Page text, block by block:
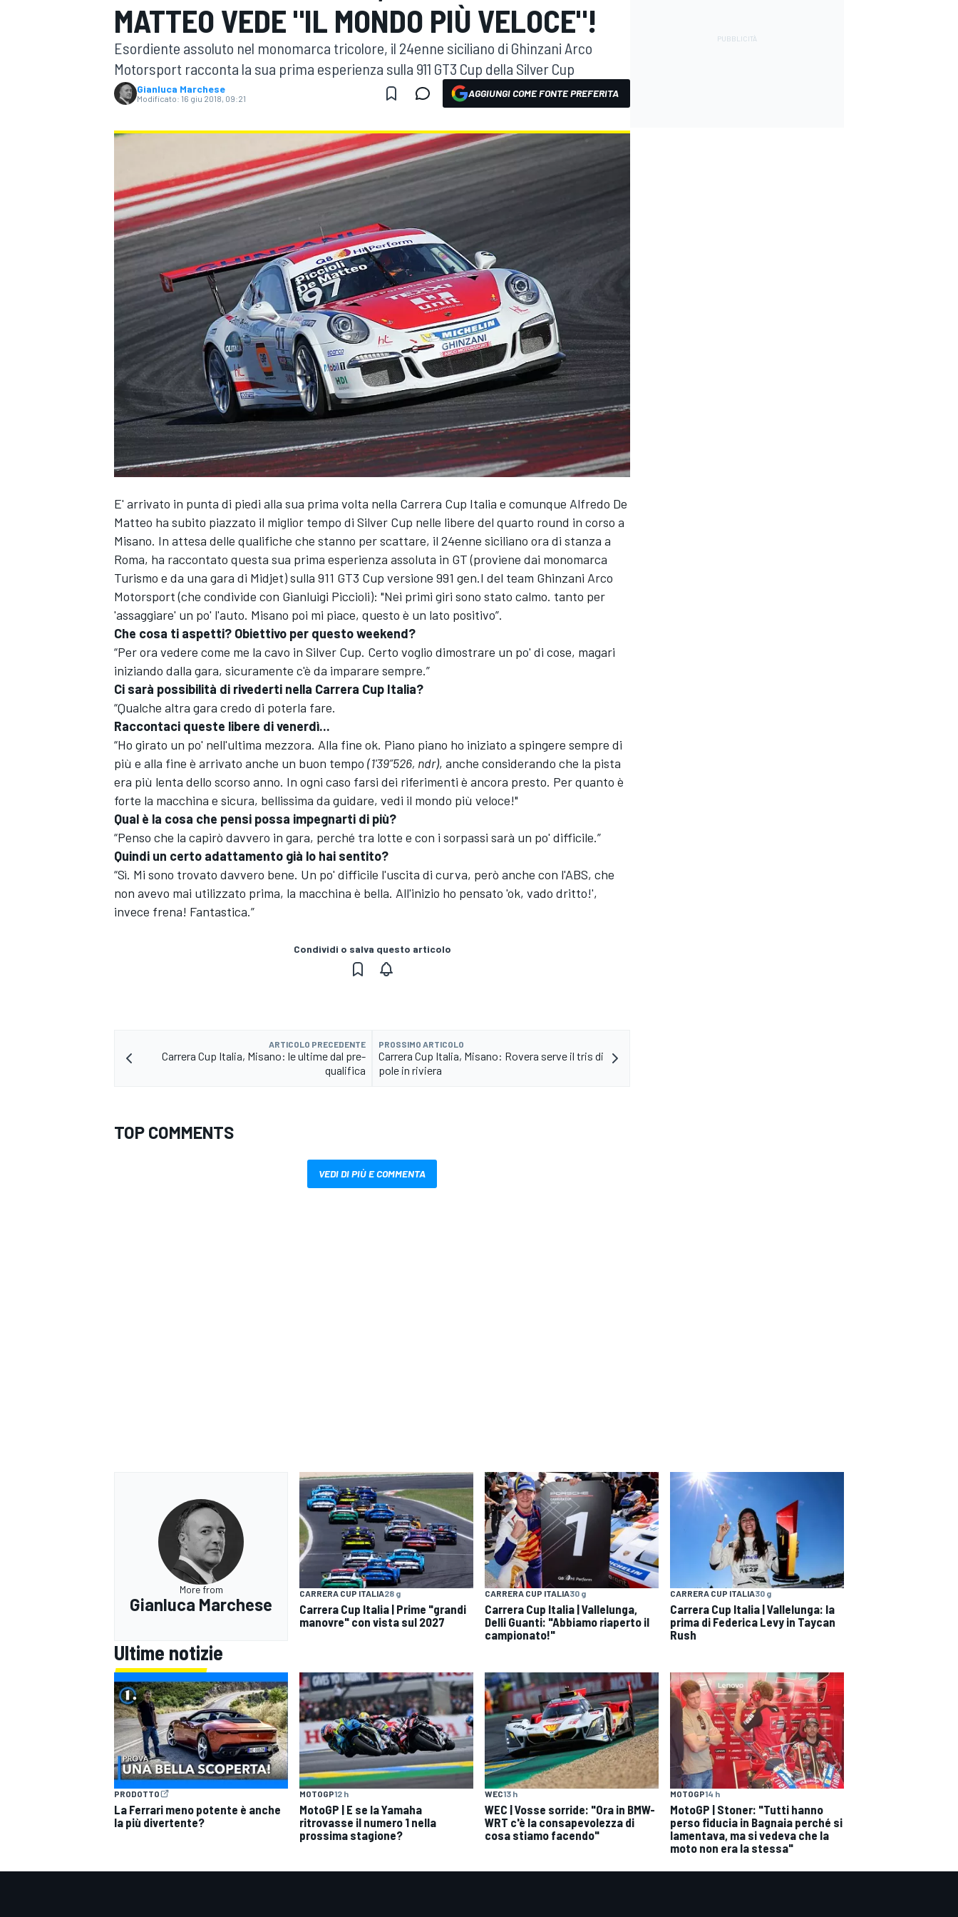
MOTOGP WEC
MONOPOSTO
MONOMARCA
MATTEO VEDE "IL MONDO PIÙ VELOCE"!
Esordiente assoluto nel monomarca tricolore, il 24enne siciliano di Ghinzani Arco
Motorsport racconta la sua prima esperienza sulla 911 GT3 Cup della Silver Cup
Gianluca Marchese
Modificato: 16 giu 2018, 09:21 AGGIUNGI COME FONTE PREFERITA
E' arrivato in punta di piedi alla sua prima volta nella Carrera Cup Italia e comunque Alfredo De
Matteo ha subito piazzato il miglior tempo di Silver Cup nelle libere del quarto round in corso a
Misano. In attesa delle qualifiche che stanno per scattare, il 24enne siciliano ora di stanza a
Roma, ha raccontato questa sua prima esperienza assoluta in GT (proviene dai monomarca
Turismo e da una gara di Midjet) sulla 911 GT3 Cup versione 991 gen.I del team Ghinzani Arco
Motorsport (che condivide con Gianluigi Piccioli): "Nei primi giri sono stato calmo. tanto per
'assaggiare' un po' l'auto. Misano poi mi piace, questo è un lato positivo”.
Che cosa ti aspetti? Obiettivo per questo weekend?
“Per ora vedere come me la cavo in Silver Cup. Certo voglio dimostrare un po' di cose, magari
iniziando dalla gara, sicuramente c'è da imparare sempre.”
Ci sarà possibilità di rivederti nella Carrera Cup Italia?
“Qualche altra gara credo di poterla fare.
Raccontaci queste libere di venerdì...
“Ho girato un po' nell'ultima mezzora. Alla fine ok. Piano piano ho iniziato a spingere sempre di
più e alla fine è arrivato anche un buon tempo (1'39”526, ndr), anche considerando che la pista
era più lenta dello scorso anno. In ogni caso farsi dei riferimenti è ancora presto. Per quanto è
forte la macchina e sicura, bellissima da guidare, vedi il mondo più veloce!"
Qual è la cosa che pensi possa impegnarti di più?
“Penso che la capirò davvero in gara, perché tra lotte e con i sorpassi sarà un po' difficile.”
Quindi un certo adattamento già lo hai sentito?
“Sì. Mi sono trovato davvero bene. Un po' difficile l'uscita di curva, però anche con l'ABS, che
non avevo mai utilizzato prima, la macchina è bella. All'inizio ho pensato 'ok, vado dritto!',
invece frena! Fantastica.”
Condividi o salva questo articolo
ARTICOLO PRECEDENTE
Carrera Cup Italia, Misano: le ultime dal pre-
qualifica
PROSSIMO ARTICOLO
Carrera Cup Italia, Misano: Rovera serve il tris di
pole in riviera
TOP COMMENTS
VEDI DI PIÙ E COMMENTA
More from
Gianluca Marchese
CARRERA CUP ITALIA28 g
Carrera Cup Italia | Prime "grandi
manovre" con vista sul 2027
CARRERA CUP ITALIA30 g
Carrera Cup Italia | Vallelunga,
Delli Guanti: "Abbiamo riaperto il
campionato!"
CARRERA CUP ITALIA30 g
Carrera Cup Italia | Vallelunga: la
prima di Federica Levy in Taycan
Rush
Ultime notizie
PRODOTTO
La Ferrari meno potente è anche
la più divertente?
MOTOGP12 h
MotoGP | E se la Yamaha
ritrovasse il numero 1 nella
prossima stagione?
WEC13 h
WEC | Vosse sorride: "Ora in BMW-
WRT c'è la consapevolezza di
cosa stiamo facendo"
MOTOGP14 h
MotoGP | Stoner: "Tutti hanno
perso fiducia in Bagnaia perché si
lamentava, ma si vedeva che la
moto non era la stessa"